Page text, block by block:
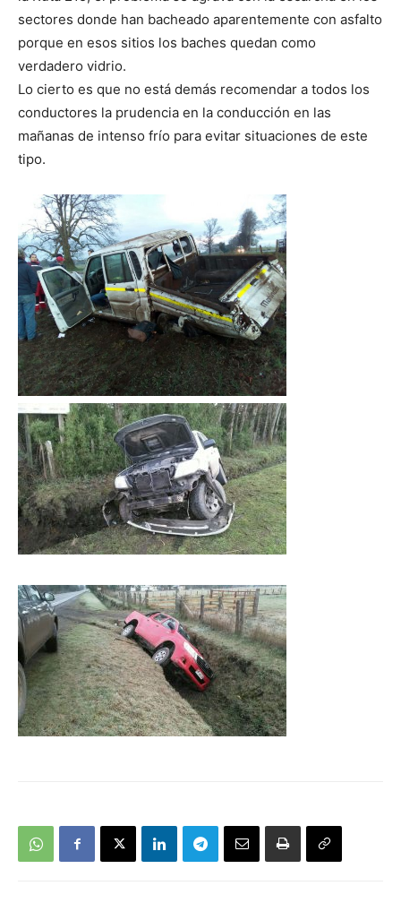
sectores donde han bacheado aparentemente con asfalto
porque en esos sitios los baches quedan como
verdadero vidrio.
Lo cierto es que no está demás recomendar a todos los
conductores la prudencia en la conducción en las
mañanas de intenso frío para evitar situaciones de este
tipo.